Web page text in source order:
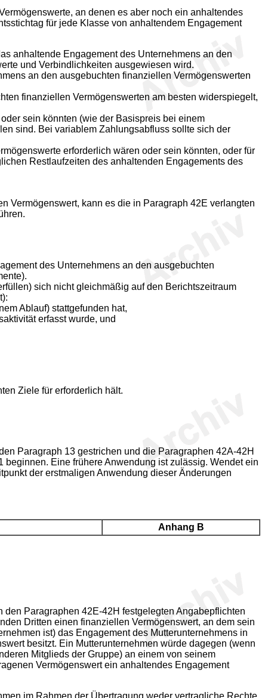
an denen es aber noch ein anhaltendes
für jede Klasse von anhaltendem Engagement
anhaltende Engagement des Unternehmens an den
und Verbindlichkeiten ausgewiesen wird.
an den ausgebuchten finanziellen Vermögenswerten
finanziellen Vermögenswerten am besten widerspiegelt,
sein könnten (wie der Basispreis bei einem
sind. Bei variablem Zahlungsabfluss sollte sich der
erforderlich wären oder sein könnten, oder für
Restlaufzeiten des anhaltenden Engagements des
Vermögenswert, kann es die in Paragraph 42E verlangten
des Unternehmens an den ausgebuchten
sich nicht gleichmäßig auf den Berichtszeitraum
Ablauf) stattgefunden hat,
erfasst wurde, und
Ziele für erforderlich hält.
Paragraph 13 gestrichen und die Paragraphen 42A-42H
Eine frühere Anwendung ist zulässig. Wendet ein
der erstmaligen Anwendung dieser Änderungen
Anhang B
Paragraphen 42E-42H festgelegten Angabepflichten
Dritten einen finanziellen Vermögenswert, an dem sein
ist) das Engagement des Mutterunternehmens in
besitzt. Ein Mutterunternehmen würde dagegen (wenn
Mitglieds der Gruppe) an einem von seinem
Vermögenswert ein anhaltendes Engagement
im Rahmen der Übertragung weder vertragliche Rechte